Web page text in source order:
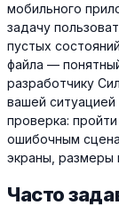
мобильного
задачу
пустых
файла —
разработчику
вашей ситуацией
проверка:
ошибочным
экраны, размеры
Часто